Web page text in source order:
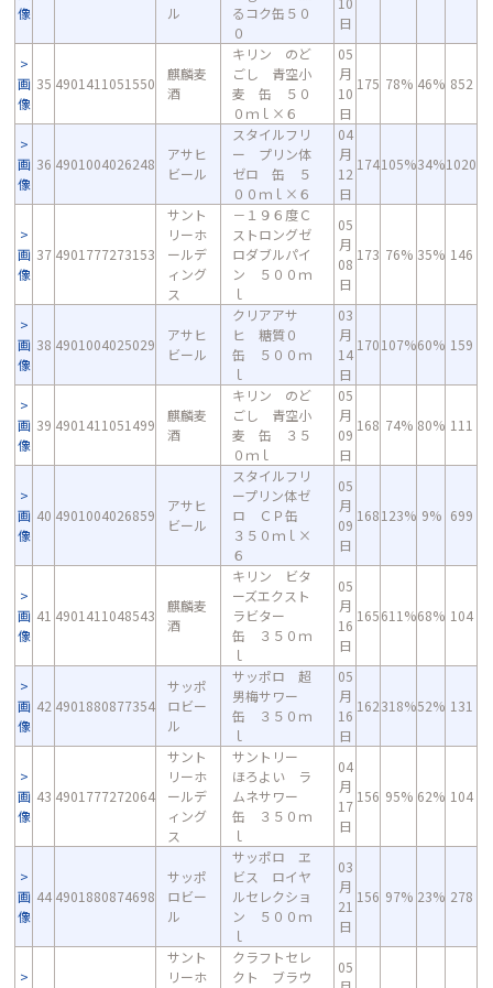
像
ル
るコク缶５０
０
日
画
像
35 4901411051550
麒麟麦
酒
キリン のど
ごし 青空小
麦 缶 ５０
０ｍｌ×６
05
月
10
日
175 78% 46% 852
画
像
36 4901004026248
アサヒ
ビール
スタイルフリ
ー プリン体
ゼロ 缶 ５
００ｍｌ×６
04
月
12
日
174105%34%1020
画
像
37 4901777273153
サント
リーホ
ールデ
ィング
ス
－１９６度Ｃ
ストロングゼ
ロダブルパイ
ン ５００ｍ
ｌ
05
月
08
日
173 76% 35% 146
画
像
38 4901004025029
アサヒ
ビール
クリアアサ
ヒ 糖質０
缶 ５００ｍ
ｌ
03
月
14
日
170107%60% 159
画
像
39 4901411051499
麒麟麦
酒
キリン のど
ごし 青空小
麦 缶 ３５
０ｍｌ
05
月
09
日
168 74% 80% 111
画
像
40 4901004026859
アサヒ
ビール
スタイルフリ
ープリン体ゼ
ロ ＣＰ缶
３５０ｍｌ×
６
05
月
09
日
168123% 9% 699
画
像
41 4901411048543
麒麟麦
酒
キリン ビタ
ーズエクスト
ラビター
缶 ３５０ｍ
ｌ
05
月
16
日
165611%68% 104
画
像
42 4901880877354
サッポ
ロビー
ル
サッポロ 超
男梅サワー
缶 ３５０ｍ
ｌ
05
月
16
日
162318%52% 131
画
像
43 4901777272064
サント
リーホ
ールデ
ィング
ス
サントリー
ほろよい ラ
ムネサワー
缶 ３５０ｍ
ｌ
04
月
17
日
156 95% 62% 104
画
像
44 4901880874698
サッポ
ロビー
ル
サッポロ ヱ
ビス ロイヤ
ルセレクショ
ン ５００ｍ
ｌ
03
月
21
日
156 97% 23% 278
サント
リーホ
クラフトセレ
クト ブラウ
05